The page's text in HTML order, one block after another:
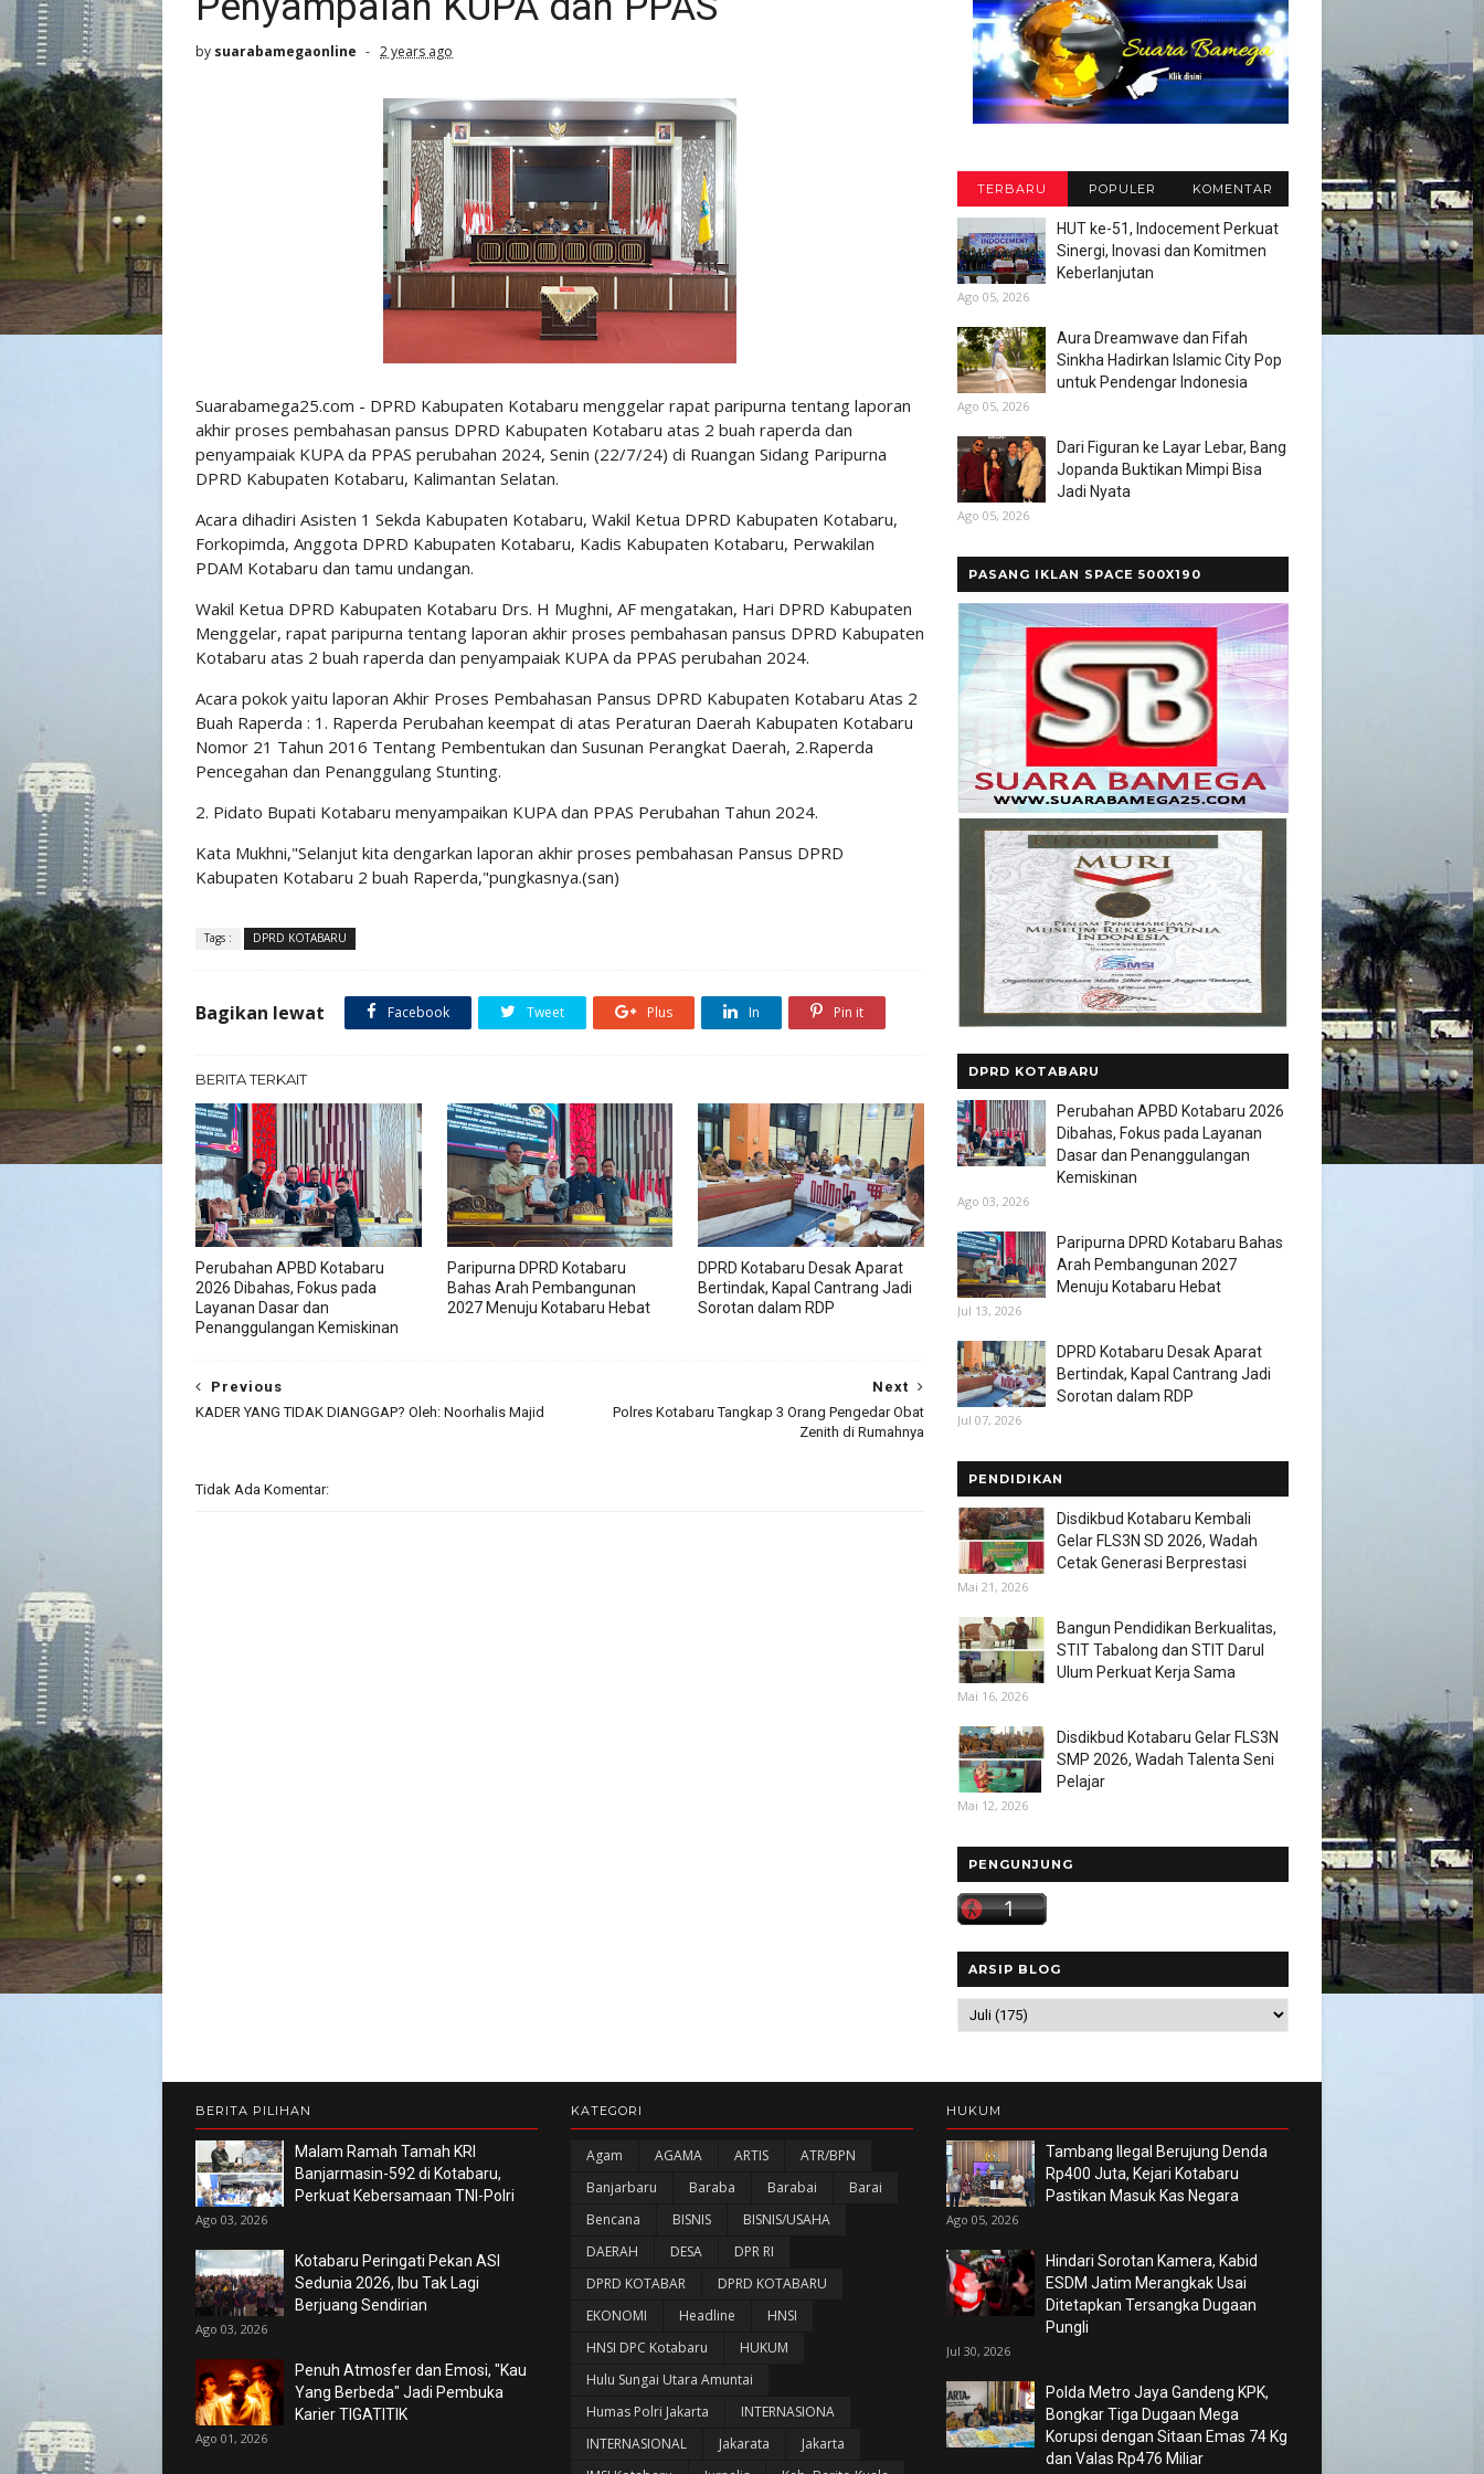
by suarabamegaonline 2 years ago
Suarabamega25.com - DPRD Kabupaten Kotabaru menggelar rapat paripurna tentang laporan
akhir proses pembahasan pansus DPRD Kabupaten Kotabaru atas 2 buah raperda dan
penyampaiak KUPA da PPAS perubahan 2024, Senin (22/7/24) di Ruangan Sidang Paripurna
DPRD Kabupaten Kotabaru, Kalimantan Selatan.
Acara dihadiri Asisten 1 Sekda Kabupaten Kotabaru, Wakil Ketua DPRD Kabupaten Kotabaru,
Forkopimda, Anggota DPRD Kabupaten Kotabaru, Kadis Kabupaten Kotabaru, Perwakilan
PDAM Kotabaru dan tamu undangan.
Wakil Ketua DPRD Kabupaten Kotabaru Drs. H Mughni, AF mengatakan, Hari DPRD Kabupaten
Menggelar, rapat paripurna tentang laporan akhir proses pembahasan pansus DPRD Kabupaten
Kotabaru atas 2 buah raperda dan penyampaiak KUPA da PPAS perubahan 2024.
Acara pokok yaitu laporan Akhir Proses Pembahasan Pansus DPRD Kabupaten Kotabaru Atas 2
Buah Raperda : 1. Raperda Perubahan keempat di atas Peraturan Daerah Kabupaten Kotabaru
Nomor 21 Tahun 2016 Tentang Pembentukan dan Susunan Perangkat Daerah, 2.Raperda
Pencegahan dan Penanggulang Stunting.
2. Pidato Bupati Kotabaru menyampaikan KUPA dan PPAS Perubahan Tahun 2024.
Kata Mukhni,"Selanjut kita dengarkan laporan akhir proses pembahasan Pansus DPRD
Kabupaten Kotabaru 2 buah Raperda,"pungkasnya.(san)
Tags : DPRD KOTABARU
Bagikan lewat Facebook Tweet Plus In Pin it
BERITA TERKAIT
Perubahan APBD Kotabaru
2026 Dibahas, Fokus pada
Layanan Dasar dan
Penanggulangan Kemiskinan
Paripurna DPRD Kotabaru
Bahas Arah Pembangunan
2027 Menuju Kotabaru Hebat
DPRD Kotabaru Desak Aparat
Bertindak, Kapal Cantrang Jadi
Sorotan dalam RDP
Next
Polres Kotabaru Tangkap 3 Orang Pengedar Obat
Zenith di Rumahnya
Previous
KADER YANG TIDAK DIANGGAP? Oleh: Noorhalis Majid
Tidak Ada Komentar:
TERBARU POPULER KOMENTAR
HUT ke-51, Indocement Perkuat
Sinergi, Inovasi dan Komitmen
Keberlanjutan
Ago 05, 2026
Aura Dreamwave dan Fifah
Sinkha Hadirkan Islamic City Pop
untuk Pendengar Indonesia
Ago 05, 2026
Dari Figuran ke Layar Lebar, Bang
Jopanda Buktikan Mimpi Bisa
Jadi Nyata
Ago 05, 2026
PASANG IKLAN SPACE 500X190
DPRD KOTABARU
Perubahan APBD Kotabaru 2026
Dibahas, Fokus pada Layanan
Dasar dan Penanggulangan
Kemiskinan
Ago 03, 2026
Paripurna DPRD Kotabaru Bahas
Arah Pembangunan 2027
Menuju Kotabaru Hebat
Jul 13, 2026
DPRD Kotabaru Desak Aparat
Bertindak, Kapal Cantrang Jadi
Sorotan dalam RDP
Jul 07, 2026
PENDIDIKAN
Disdikbud Kotabaru Kembali
Gelar FLS3N SD 2026, Wadah
Cetak Generasi Berprestasi
Mai 21, 2026
Bangun Pendidikan Berkualitas,
STIT Tabalong dan STIT Darul
Ulum Perkuat Kerja Sama
Mai 16, 2026
Disdikbud Kotabaru Gelar FLS3N
SMP 2026, Wadah Talenta Seni
Pelajar
Mai 12, 2026
PENGUNJUNG
ARSIP BLOG
BERITA PILIHAN
Malam Ramah Tamah KRI
Banjarmasin-592 di Kotabaru,
Perkuat Kebersamaan TNI-Polri
Ago 03, 2026
Kotabaru Peringati Pekan ASI
Sedunia 2026, Ibu Tak Lagi
Berjuang Sendirian
Ago 03, 2026
Penuh Atmosfer dan Emosi, "Kau
Yang Berbeda" Jadi Pembuka
Karier TIGATITIK
Ago 01, 2026
KATEGORI
Agam AGAMA ARTIS
ATR/BPN
Banjarbaru
Baraba Barabai
Barai
Bencana
BISNIS
BISNIS/USAHA
DAERAH
DESA
DPR RI
DPRD KOTABAR
DPRD KOTABARU
EKONOMI
Headline
HNSI
HNSI DPC Kotabaru
HUKUM
Hulu Sungai Utara Amuntai
Humas Polri Jakarta
INTERNASIONA
INTERNASIONAL
Jakarata
Jakarta
HUKUM
Tambang Ilegal Berujung Denda
Rp400 Juta, Kejari Kotabaru
Pastikan Masuk Kas Negara
Ago 05, 2026
Hindari Sorotan Kamera, Kabid
ESDM Jatim Merangkak Usai
Ditetapkan Tersangka Dugaan
Pungli
Jul 30, 2026
Polda Metro Jaya Gandeng KPK,
Bongkar Tiga Dugaan Mega
Korupsi dengan Sitaan Emas 74 Kg
dan Valas Rp476 Miliar